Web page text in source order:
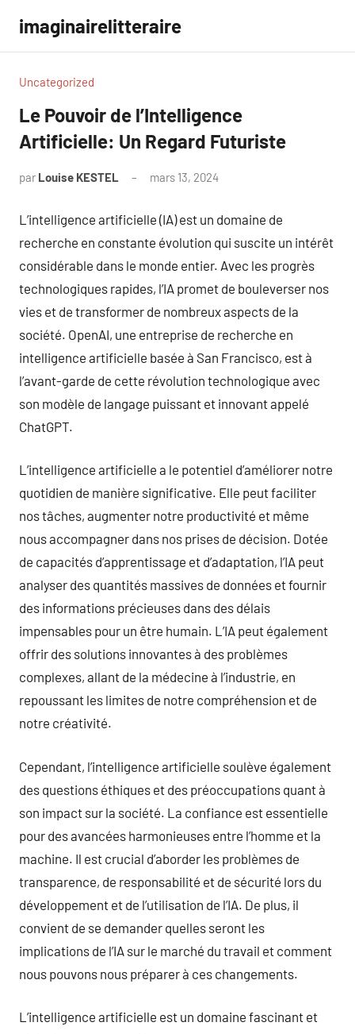
contenu
imaginairelitteraire
Uncategorized
Le Pouvoir de l’Intelligence
Artificielle: Un Regard Futuriste
par Louise KESTEL mars 13, 2024
L’intelligence artificielle (IA) est un domaine de
recherche en constante évolution qui suscite un intérêt
considérable dans le monde entier. Avec les progrès
technologiques rapides, l’IA promet de bouleverser nos
vies et de transformer de nombreux aspects de la
société. OpenAI, une entreprise de recherche en
intelligence artificielle basée à San Francisco, est à
l’avant-garde de cette révolution technologique avec
son modèle de langage puissant et innovant appelé
ChatGPT.
L’intelligence artificielle a le potentiel d’améliorer notre
quotidien de manière significative. Elle peut faciliter
nos tâches, augmenter notre productivité et même
nous accompagner dans nos prises de décision. Dotée
de capacités d’apprentissage et d’adaptation, l’IA peut
analyser des quantités massives de données et fournir
des informations précieuses dans des délais
impensables pour un être humain. L’IA peut également
offrir des solutions innovantes à des problèmes
complexes, allant de la médecine à l’industrie, en
repoussant les limites de notre compréhension et de
notre créativité.
Cependant, l’intelligence artificielle soulève également
des questions éthiques et des préoccupations quant à
son impact sur la société. La confiance est essentielle
pour des avancées harmonieuses entre l’homme et la
machine. Il est crucial d’aborder les problèmes de
transparence, de responsabilité et de sécurité lors du
développement et de l’utilisation de l’IA. De plus, il
convient de se demander quelles seront les
implications de l’IA sur le marché du travail et comment
nous pouvons nous préparer à ces changements.
L’intelligence artificielle est un domaine fascinant et